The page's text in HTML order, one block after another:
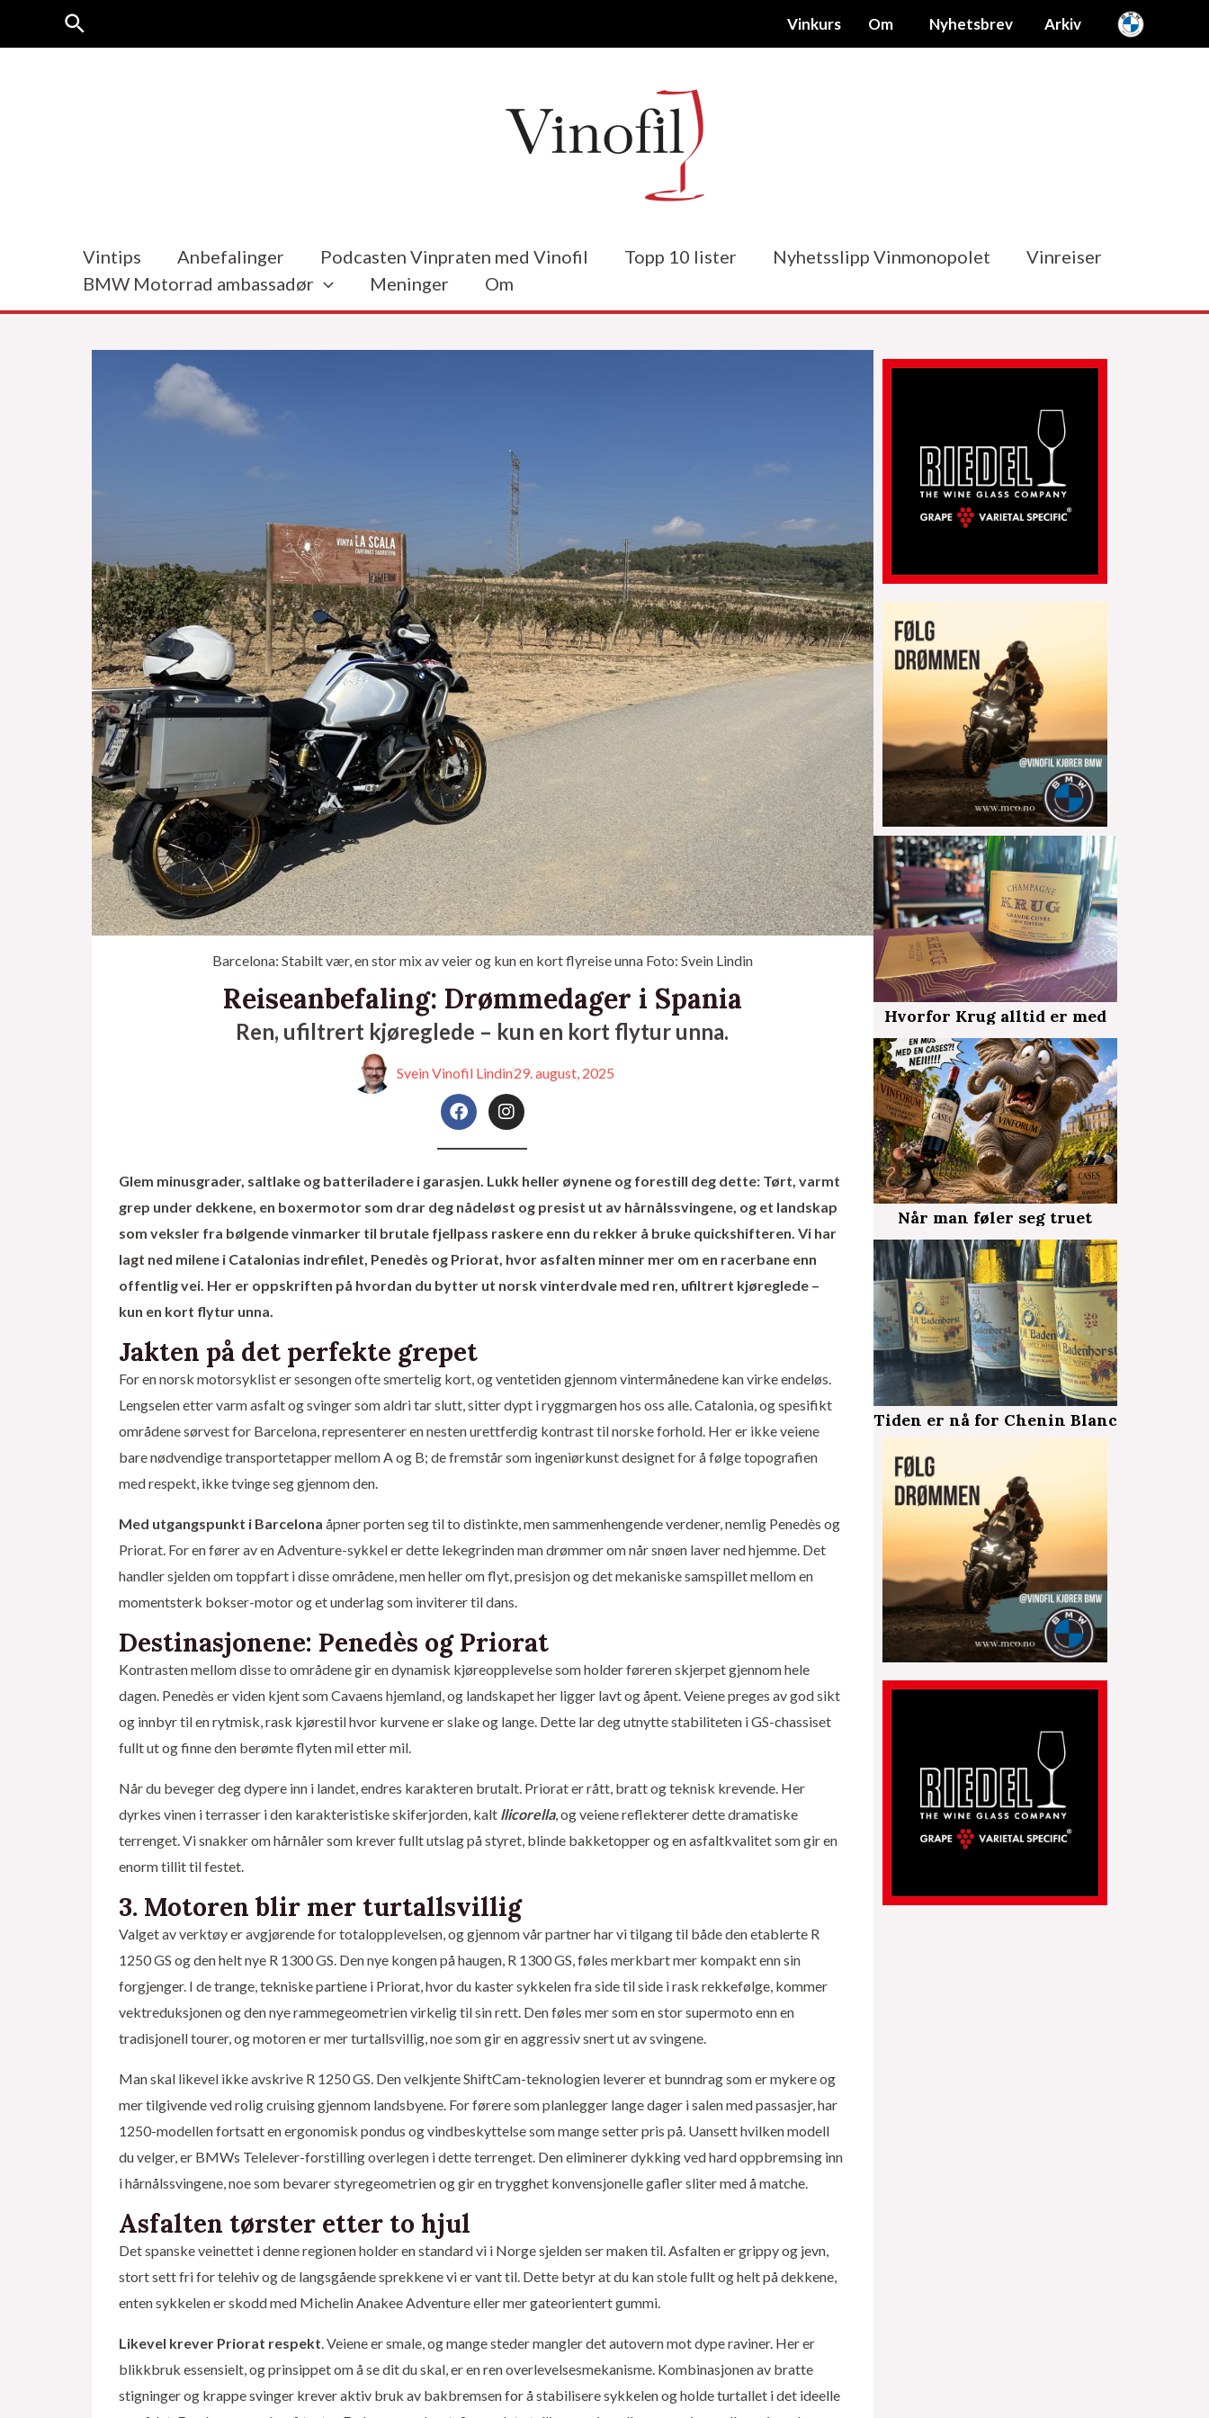
Søk Vinkurs Om Nyhetsbrev Arkiv
Vintips Anbefalinger Podcasten Vinpraten med Vinofil Topp 10 lister Nyhetsslipp Vinmonopolet
Vinreiser
BMW Motorrad ambassadør
Meninger Om
Barcelona: Stabilt vær, en stor mix av veier og kun en kort flyreise unna Foto: Svein Lindin
Reiseanbefaling: Drømmedager i Spania
Ren, ufiltrert kjøreglede – kun en kort flytur unna.
Svein Vinofil Lindin29. august, 2025
F
a
e
b
o
o
k
I
n
t
a
g
r
a
m
Glem minusgrader, saltlake og batteriladere i garasjen. Lukk heller øynene og forestill deg dette: Tørt, varmt
grep under dekkene, en boxermotor som drar deg nådeløst og presist ut av hårnålssvingene, og et landskap
som veksler fra bølgende vinmarker til brutale fjellpass raskere enn du rekker å bruke quickshifteren. Vi har
lagt ned milene i Catalonias indrefilet, Penedès og Priorat, hvor asfalten minner mer om en racerbane enn
offentlig vei. Her er oppskriften på hvordan du bytter ut norsk vinterdvale med ren, ufiltrert kjøreglede –
kun en kort flytur unna.
Jakten på det perfekte grepet
For en norsk motorsyklist er sesongen ofte smertelig kort, og ventetiden gjennom vintermånedene kan virke endeløs.
Lengselen etter varm asfalt og svinger som aldri tar slutt, sitter dypt i ryggmargen hos oss alle. Catalonia, og spesifikt
områdene sørvest for Barcelona, representerer en nesten urettferdig kontrast til norske forhold. Her er ikke veiene
bare nødvendige transportetapper mellom A og B; de fremstår som ingeniørkunst designet for å følge topografien
med respekt, ikke tvinge seg gjennom den.
Med utgangspunkt i Barcelona åpner porten seg til to distinkte, men sammenhengende verdener, nemlig Penedès og
Priorat. For en fører av en Adventure-sykkel er dette lekegrinden man drømmer om når snøen laver ned hjemme. Det
handler sjelden om toppfart i disse områdene, men heller om flyt, presisjon og det mekaniske samspillet mellom en
momentsterk bokser-motor og et underlag som inviterer til dans.
Destinasjonene: Penedès og Priorat
Kontrasten mellom disse to områdene gir en dynamisk kjøreopplevelse som holder føreren skjerpet gjennom hele
dagen. Penedès er viden kjent som Cavaens hjemland, og landskapet her ligger lavt og åpent. Veiene preges av god sikt
og innbyr til en rytmisk, rask kjørestil hvor kurvene er slake og lange. Dette lar deg utnytte stabiliteten i GS-chassiset
fullt ut og finne den berømte flyten mil etter mil.
Når du beveger deg dypere inn i landet, endres karakteren brutalt. Priorat er rått, bratt og teknisk krevende. Her
dyrkes vinen i terrasser i den karakteristiske skiferjorden, kalt llicorella, og veiene reflekterer dette dramatiske
terrenget. Vi snakker om hårnåler som krever fullt utslag på styret, blinde bakketopper og en asfaltkvalitet som gir en
enorm tillit til festet.
3. Motoren blir mer turtallsvillig
Valget av verktøy er avgjørende for totalopplevelsen, og gjennom vår partner har vi tilgang til både den etablerte R
1250 GS og den helt nye R 1300 GS. Den nye kongen på haugen, R 1300 GS, føles merkbart mer kompakt enn sin
forgjenger. I de trange, tekniske partiene i Priorat, hvor du kaster sykkelen fra side til side i rask rekkefølge, kommer
vektreduksjonen og den nye rammegeometrien virkelig til sin rett. Den føles mer som en stor supermoto enn en
tradisjonell tourer, og motoren er mer turtallsvillig, noe som gir en aggressiv snert ut av svingene.
Man skal likevel ikke avskrive R 1250 GS. Den velkjente ShiftCam-teknologien leverer et bunndrag som er mykere og
mer tilgivende ved rolig cruising gjennom landsbyene. For førere som planlegger lange dager i salen med passasjer, har
1250-modellen fortsatt en ergonomisk pondus og vindbeskyttelse som mange setter pris på. Uansett hvilken modell
du velger, er BMWs Telelever-forstilling overlegen i dette terrenget. Den eliminerer dykking ved hard oppbremsing inn
i hårnålssvingene, noe som bevarer styregeometrien og gir en trygghet konvensjonelle gafler sliter med å matche.
Asfalten tørster etter to hjul
Det spanske veinettet i denne regionen holder en standard vi i Norge sjelden ser maken til. Asfalten er grippy og jevn,
stort sett fri for telehiv og de langsgående sprekkene vi er vant til. Dette betyr at du kan stole fullt og helt på dekkene,
enten sykkelen er skodd med Michelin Anakee Adventure eller mer gateorientert gummi.
Likevel krever Priorat respekt. Veiene er smale, og mange steder mangler det autovern mot dype raviner. Her er
blikkbruk essensielt, og prinsippet om å se dit du skal, er en ren overlevelsesmekanisme. Kombinasjonen av bratte
stigninger og krappe svinger krever aktiv bruk av bakbremsen for å stabilisere sykkelen og holde turtallet i det ideelle
Hvorfor Krug alltid er med
Når man føler seg truet
Tiden er nå for Chenin Blanc